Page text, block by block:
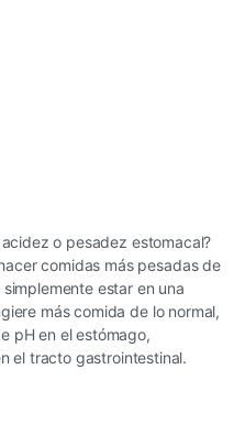
o pesadez estomacal?
comidas más pesadas de
estar en una
más comida de lo normal,
pH en el estómago,
el tracto gastrointestinal.